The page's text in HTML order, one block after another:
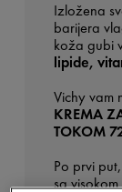
Izložena
barijera
koža gubi
lipide,
Vichy vam
KREMA
TOKOM
Po prvi
sa